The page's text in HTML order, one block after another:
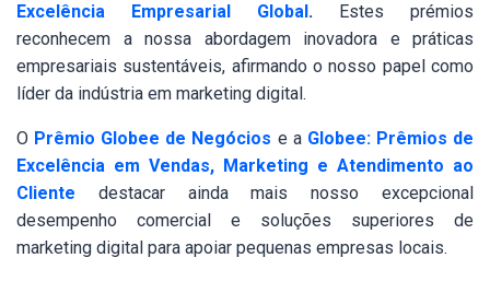
Excelência Empresarial Global . Estes prémios
reconhecem a nossa abordagem inovadora e práticas
empresariais sustentáveis, afirmando o nosso papel como
líder da indústria em marketing digital.
O Prêmio Globee de Negócios e a Globee: Prêmios de
Excelência em Vendas, Marketing e Atendimento ao
Cliente destacar ainda mais nosso excepcional
desempenho comercial e soluções superiores de
marketing digital para apoiar pequenas empresas locais.